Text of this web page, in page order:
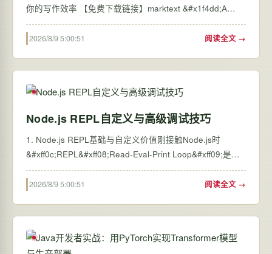
你的写作效率 【免费下载链接】marktext &#x1f4dd;A
simple and elegant markdown editor, available for Linux,
macOS and Windows. 项目地址:
2026/8/9 5:00:51 阅读全文 →
Node.js REPL自定义与高级调试技巧
1. Node.js REPL基础与自定义价值刚接触Node.js时
&#xff0c;REPL&#xff08;Read-Eval-Print Loop&#xff09;是我
最常用的交互式调试工具。这个看起来简单的命令行界面
&#xff0c;实际上藏着不少提升开发效率的玄机。默认的>提
2026/8/9 5:00:51 阅读全文 →